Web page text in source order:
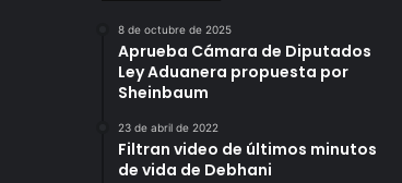
8 de octubre de 2025
Aprueba Cámara de Diputados
Ley Aduanera propuesta por
Sheinbaum
23 de abril de 2022
Filtran video de últimos minutos
de vida de Debhani